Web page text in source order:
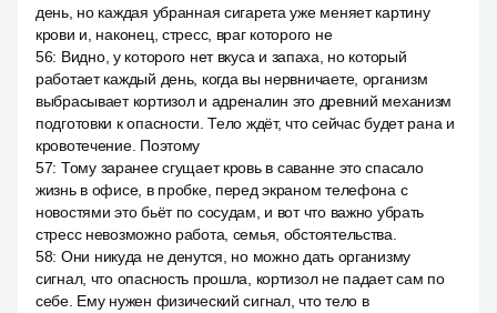
день, но каждая убранная сигарета уже меняет картину
крови и, наконец, стресс, враг которого не
56: Видно, у которого нет вкуса и запаха, но который
работает каждый день, когда вы нервничаете, организм
выбрасывает кортизол и адреналин это древний механизм
подготовки к опасности. Тело ждёт, что сейчас будет рана и
кровотечение. Поэтому
57: Тому заранее сгущает кровь в саванне это спасало
жизнь в офисе, в пробке, перед экраном телефона с
новостями это бьёт по сосудам, и вот что важно убрать
стресс невозможно работа, семья, обстоятельства.
58: Они никуда не денутся, но можно дать организму
сигнал, что опасность прошла, кортизол не падает сам по
себе. Ему нужен физический сигнал, что тело в